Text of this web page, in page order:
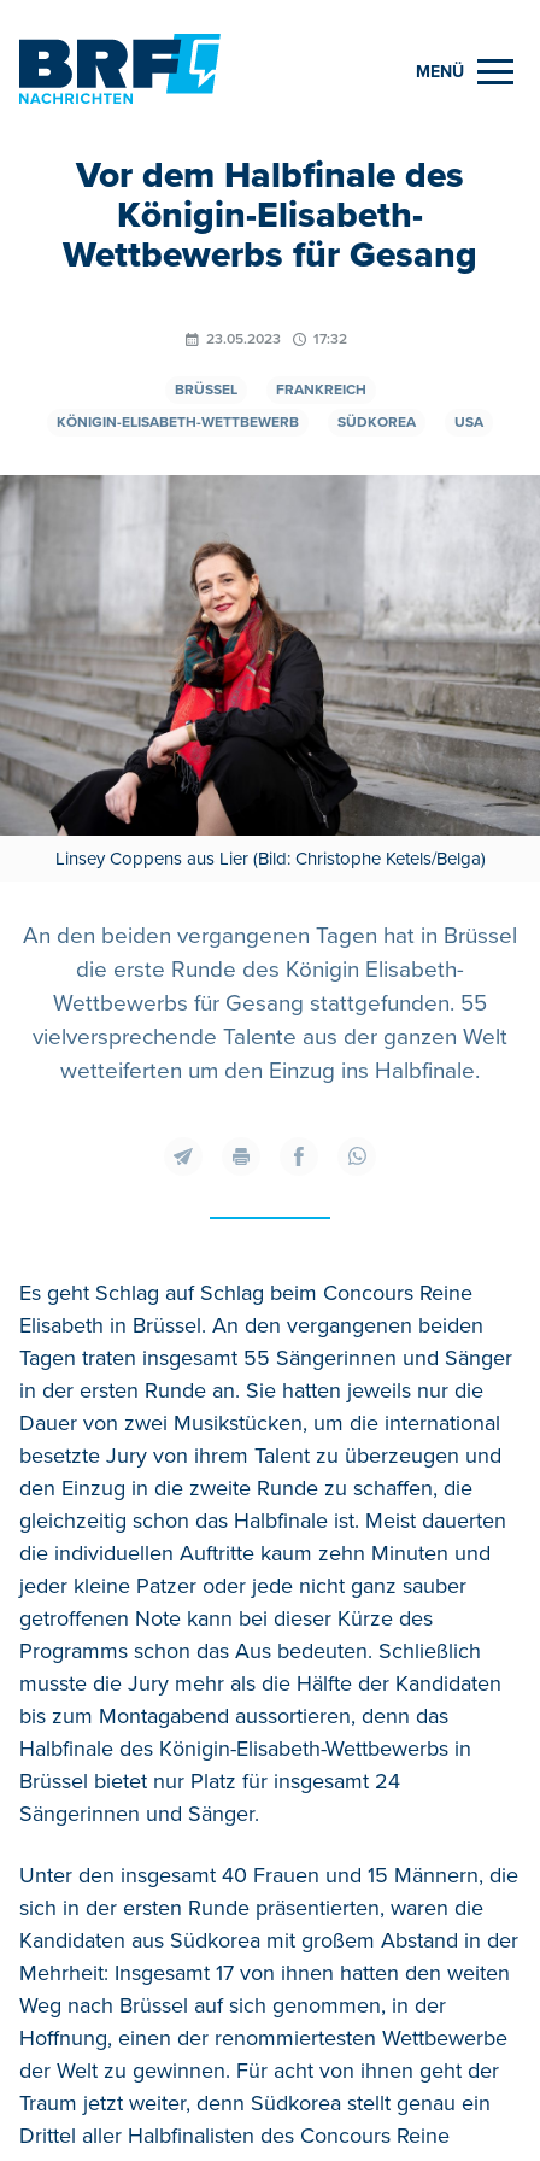
MENÜ
Vor dem Halbfinale des
Königin-Elisabeth-
Wettbewerbs für Gesang
23.05.2023 17:32
BRÜSSEL
FRANKREICH
KÖNIGIN-ELISABETH-WETTBEWERB
SÜDKOREA USA
Linsey Coppens aus Lier (Bild: Christophe Ketels/Belga)
An den beiden vergangenen Tagen hat in Brüssel
die erste Runde des Königin Elisabeth-
Wettbewerbs für Gesang stattgefunden. 55
vielversprechende Talente aus der ganzen Welt
wetteiferten um den Einzug ins Halbfinale.
Es geht Schlag auf Schlag beim Concours Reine
Elisabeth in Brüssel. An den vergangenen beiden
Tagen traten insgesamt 55 Sängerinnen und Sänger
in der ersten Runde an. Sie hatten jeweils nur die
Dauer von zwei Musikstücken, um die international
besetzte Jury von ihrem Talent zu überzeugen und
den Einzug in die zweite Runde zu schaffen, die
gleichzeitig schon das Halbfinale ist. Meist dauerten
die individuellen Auftritte kaum zehn Minuten und
jeder kleine Patzer oder jede nicht ganz sauber
getroffenen Note kann bei dieser Kürze des
Programms schon das Aus bedeuten. Schließlich
musste die Jury mehr als die Hälfte der Kandidaten
bis zum Montagabend aussortieren, denn das
Halbfinale des Königin-Elisabeth-Wettbewerbs in
Brüssel bietet nur Platz für insgesamt 24
Sängerinnen und Sänger.
Unter den insgesamt 40 Frauen und 15 Männern, die
sich in der ersten Runde präsentierten, waren die
Kandidaten aus Südkorea mit großem Abstand in der
Mehrheit: Insgesamt 17 von ihnen hatten den weiten
Weg nach Brüssel auf sich genommen, in der
Hoffnung, einen der renommiertesten Wettbewerbe
der Welt zu gewinnen. Für acht von ihnen geht der
Traum jetzt weiter, denn Südkorea stellt genau ein
Drittel aller Halbfinalisten des Concours Reine